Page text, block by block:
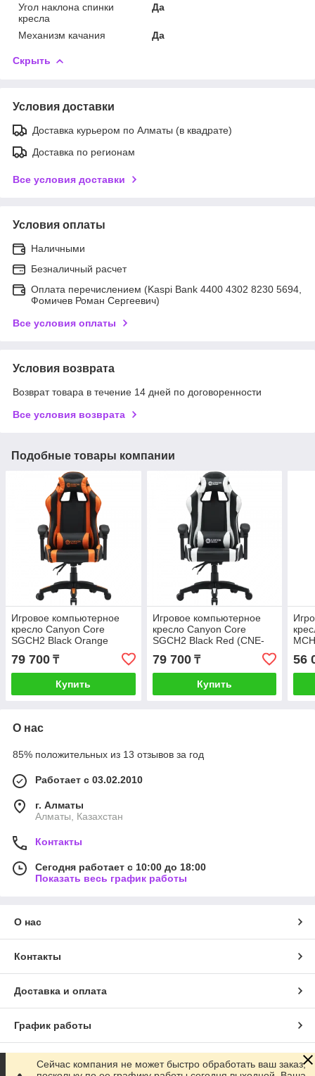
Угол наклона спинки
кресла
Да
Механизм качания Да
Скрыть
Условия доставки
Доставка курьером по Алматы (в квадрате)
Доставка по регионам
Все условия доставки
Условия оплаты
Наличными
Безналичный расчет
Оплата перечислением (Kaspi Bank 4400 4302 8230 5694,
Фомичев Роман Сергеевич)
Все условия оплаты
Условия возврата
Возврат товара в течение 14 дней по договоренности
Все условия возврата
Подобные товары компании
Игровое компьютерное
кресло Canyon Core
SGCH2 Black Orange
(CNE-SGCH2)
79 700 ₸
Купить
Игровое компьютерное
кресло Canyon Core
SGCH2 Black Red (CNE-
SGCH2W)
79 700₸
Купить
56
О нас
85% положительных из 13 отзывов за год
Работает с 03.02.2010
г. Алматы
Алматы, Казахстан
Контакты
Сегодня работает с 10:00 до 18:00
Показать весь график работы
О нас
Контакты
Доставка и оплата
График работы
Полная версия сайта
Сейчас компания не может быстро обработать ваш заказ,